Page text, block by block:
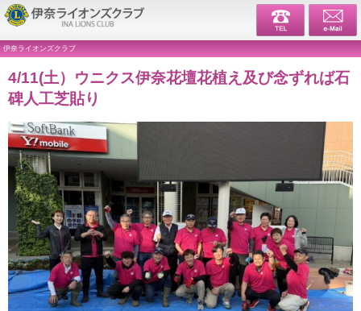
伊奈ライ
伊奈ライオンズクラブ
4/11(土）ウニクス伊奈花壇花植え及び念ずれば石
碑人工芝貼り